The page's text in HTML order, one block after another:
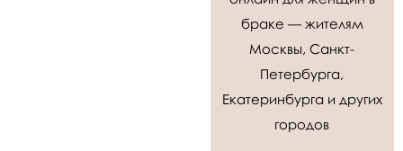
браке — жителям
Москвы, Санкт-
Петербурга,
Екатеринбурга и других
городов